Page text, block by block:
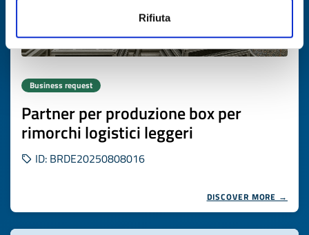
Rifiuta
Business request
Partner per produzione box per
rimorchi logistici leggeri
ID: BRDE20250808016
DISCOVER MORE →